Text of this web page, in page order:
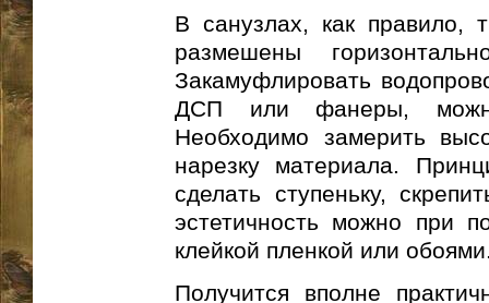
В санузлах, как правило,
размешены
Закамуфлировать
ДСП или фанеры,
Необходимо замерить
нарезку материала.
сделать ступеньку,
эстетичность можно при
клейкой пленкой или
Получится вполне